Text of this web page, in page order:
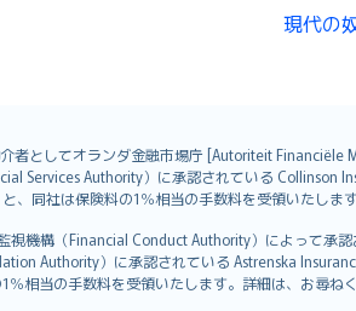
現代の
者としてオランダ金融市場庁 [Autoriteit Financiële
Services Authority）に承認されている Collinson
同社は保険料の1％相当の手数料を受領いたしま
視機構（Financial Conduct Authority）によって承
Authority）に承認されている Astrenska
相当の手数料を受領いたします。詳細は、お尋ねく